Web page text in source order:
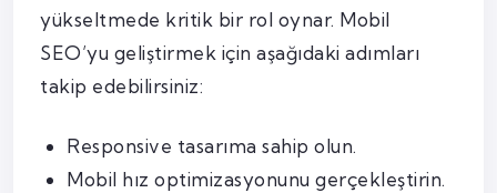
yükseltmede kritik bir rol oynar. Mobil
SEO’yu geliştirmek için aşağıdaki adımları
takip edebilirsiniz:
Responsive tasarıma sahip olun.
Mobil hız optimizasyonunu gerçekleştirin.